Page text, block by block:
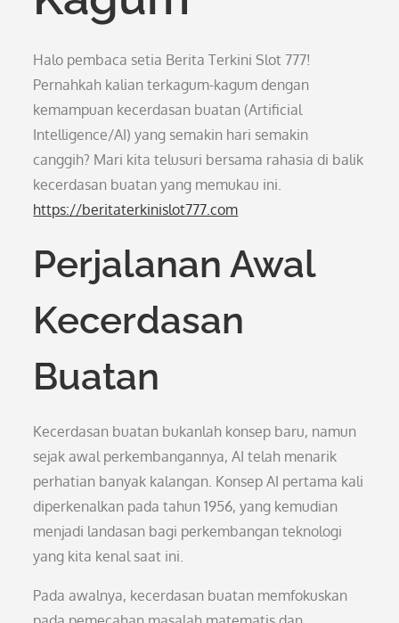
Halo pembaca setia Berita Terkini Slot 777!
Pernahkah kalian terkagum-kagum dengan
kemampuan kecerdasan buatan (Artificial
Intelligence/AI) yang semakin hari semakin
canggih? Mari kita telusuri bersama rahasia di balik
kecerdasan buatan yang memukau ini.
https://beritaterkinislot777.com
Perjalanan Awal
Kecerdasan
Buatan
Kecerdasan buatan bukanlah konsep baru, namun
sejak awal perkembangannya, AI telah menarik
perhatian banyak kalangan. Konsep AI pertama kali
diperkenalkan pada tahun 1956, yang kemudian
menjadi landasan bagi perkembangan teknologi
yang kita kenal saat ini.
Pada awalnya, kecerdasan buatan memfokuskan